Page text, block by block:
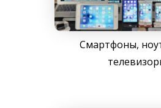
Смартфоны,